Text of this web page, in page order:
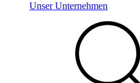
Unser Unternehmen